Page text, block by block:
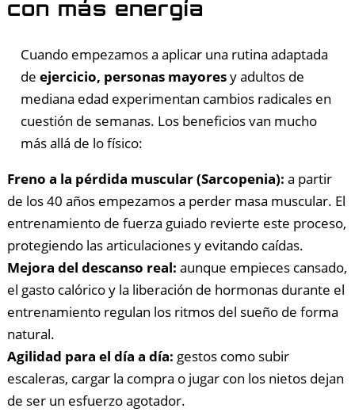
con más energía
Cuando empezamos a aplicar una rutina adaptada
de ejercicio, personas mayoresy adultos de
mediana edad experimentan cambios radicales en
cuestión de semanas. Los beneficios van mucho
más allá de lo físico:
Freno a la pérdida muscular (Sarcopenia): a partir
de los 40 años empezamos a perder masa muscular. El
entrenamiento de fuerza guiado revierte este proceso,
protegiendo las articulaciones y evitando caídas.
Mejora del descanso real: aunque empieces cansado,
el gasto calórico y la liberación de hormonas durante el
entrenamiento regulan los ritmos del sueño de forma
natural.
Agilidad para el día a día: gestos como subir
escaleras, cargar la compra o jugar con los nietos dejan
de ser un esfuerzo agotador.